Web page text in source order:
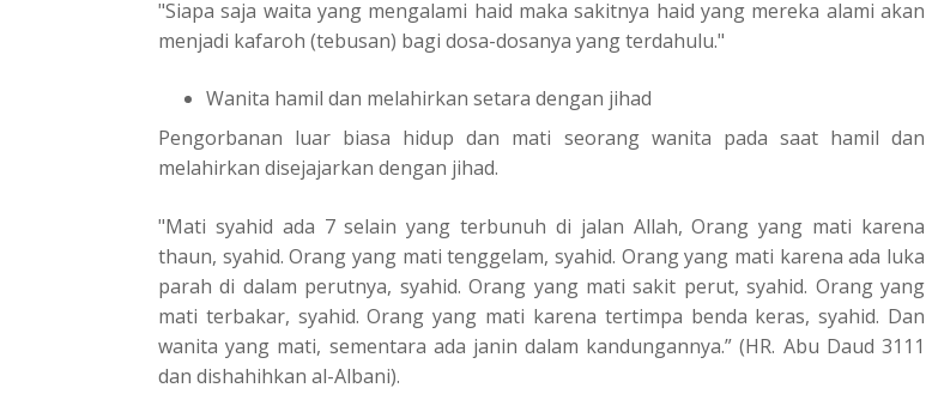
"Siapa saja waita yang mengalami haid maka sakitnya haid yang mereka alami akan
menjadi kafaroh (tebusan) bagi dosa-dosanya yang terdahulu."
Wanita hamil dan melahirkan setara dengan jihad
Pengorbanan luar biasa hidup dan mati seorang wanita pada saat hamil dan
melahirkan disejajarkan dengan jihad.
"Mati syahid ada 7 selain yang terbunuh di jalan Allah, Orang yang mati karena
thaun, syahid. Orang yang mati tenggelam, syahid. Orang yang mati karena ada luka
parah di dalam perutnya, syahid. Orang yang mati sakit perut, syahid. Orang yang
mati terbakar, syahid. Orang yang mati karena tertimpa benda keras, syahid. Dan
wanita yang mati, sementara ada janin dalam kandungannya.” (HR. Abu Daud 3111
dan dishahihkan al-Albani).